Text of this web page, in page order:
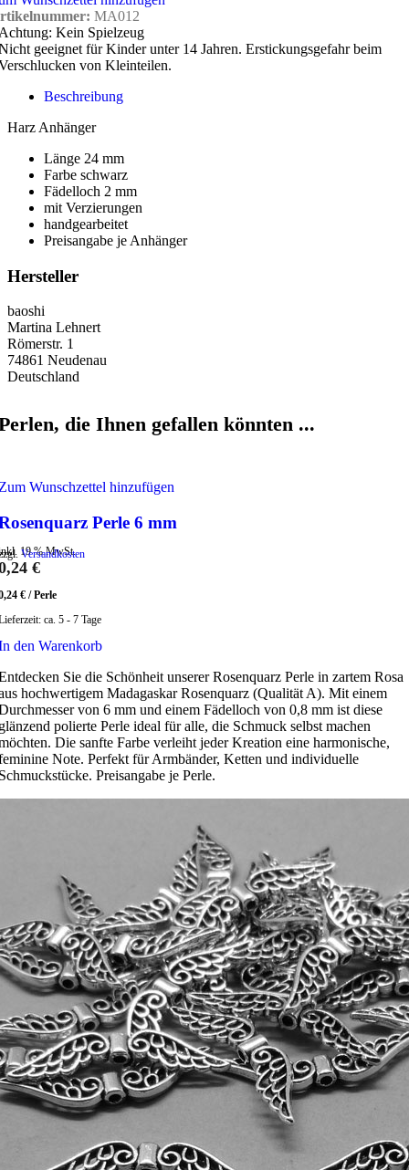
MA012
Kein Spielzeug
geeignet für Kinder unter 14 Jahren. Erstickungsgefahr beim
von Kleinteilen.
Beschreibung
Harz Anhänger
Länge 24 mm
Farbe schwarz
Fädelloch 2 mm
mit Verzierungen
handgearbeitet
Preisangabe je Anhänger
Hersteller
baoshi
Martina Lehnert
Römerstr. 1
74861 Neudenau
Deutschland
die Ihnen gefallen könnten ...
Wunschzettel hinzufügen
Perle 6 mm
19 % MwSt.
Versandkosten
€
€ /Perle
ca. 5 - 7 Tage
den Warenkorb
Sie die Schönheit unserer Rosenquarz Perle in zartem Rosa
hochwertigem Madagaskar Rosenquarz (Qualität A). Mit einem
von 6 mm und einem Fädelloch von 0,8 mm ist diese
polierte Perle ideal für alle, die Schmuck selbst machen
Die sanfte Farbe verleiht jeder Kreation eine harmonische,
Note. Perfekt für Armbänder, Ketten und individuelle
Preisangabe je Perle.